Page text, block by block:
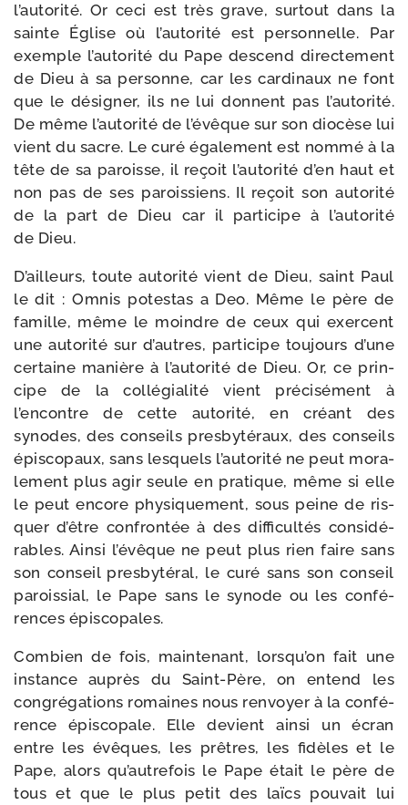
l’autorité. Or ceci est très grave, sur­tout dans la
sainte Église où l’autorité est per­son­nelle. Par
exemple l’autorité du Pape des­cend direc­te­ment
de Dieu à sa per­sonne, car les car­di­naux ne font
que le dési­gner, ils ne lui donnent pas l’autorité.
De même l’autorité de l’évêque sur son dio­cèse lui
vient du sacre. Le curé éga­le­ment est nom­mé à la
tête de sa paroisse, il reçoit l’autorité d’en haut et
non pas de ses parois­siens. Il reçoit son auto­ri­té
de la part de Dieu car il par­ti­cipe à l’autorité
de Dieu.
D’ailleurs, toute auto­ri­té vient de Dieu, saint Paul
le dit : Omnis potes­tas a Deo. Même le père de
famille, même le moindre de ceux qui exercent
une auto­ri­té sur d’autres, par­ti­cipe tou­jours d’une
cer­taine manière à l’autorité de Dieu. Or, ce prin­
cipe de la col­lé­gia­li­té vient pré­ci­sé­ment à
l’encontre de cette auto­ri­té, en créant des
synodes, des conseils pres­by­té­raux, des conseils
épis­co­paux, sans les­quels l’autorité ne peut mora­
le­ment plus agir seule en pra­tique, même si elle
le peut encore phy­si­que­ment, sous peine de ris­
quer d’être confron­tée à des dif­fi­cul­tés consi­dé­
rables. Ainsi l’évêque ne peut plus rien faire sans
son conseil pres­by­té­ral, le curé sans son conseil
parois­sial, le Pape sans le synode ou les confé­
rences épiscopales.
Combien de fois, main­te­nant, lorsqu’on fait une
ins­tance auprès du Saint-​Père, on entend les
congré­ga­tions romaines nous ren­voyer à la confé­
rence épis­co­pale. Elle devient ain­si un écran
entre les évêques, les prêtres, les fidèles et le
Pape, alors qu’autrefois le Pape était le père de
tous et que le plus petit des laïcs pou­vait lui